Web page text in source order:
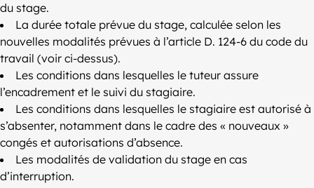
du stage.
La durée totale prévue du stage, calculée selon les
nouvelles modalités prévues à l’article D. 124-6 du code du
travail (voir ci-dessus).
Les conditions dans lesquelles le tuteur assure
l’encadrement et le suivi du stagiaire.
Les conditions dans lesquelles le stagiaire est autorisé à
s’absenter, notamment dans le cadre des « nouveaux »
congés et autorisations d’absence.
Les modalités de validation du stage en cas
d’interruption.